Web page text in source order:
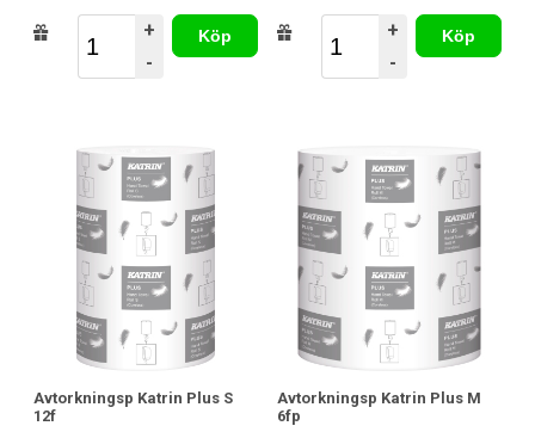
+
-
Köp
+
-
Köp
Avtorkningsp Katrin Plus S
12f
Avtorkningsp Katrin Plus M
6fp